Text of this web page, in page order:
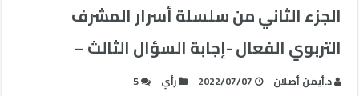
الجزء الثاني من سلسلة أسرار المشرف
التربوي الفعال -إجابة السؤال الثالث –
د.أيمن أصلان 2022/07/07 رأي 5